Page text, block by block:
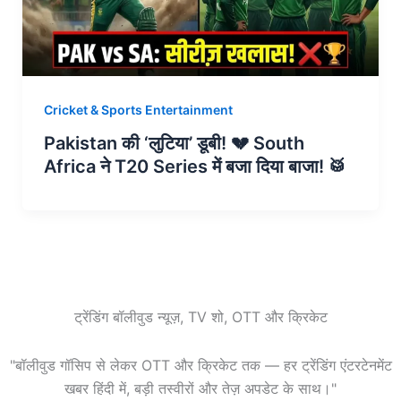
Cricket & Sports Entertainment
Pakistan की ‘लुटिया’ डूबी! 💔 South
Africa ने T20 Series में बजा दिया बाजा! 🥁
ट्रेंडिंग बॉलीवुड न्यूज़, TV शो, OTT और क्रिकेट
"बॉलीवुड गॉसिप से लेकर OTT और क्रिकेट तक — हर ट्रेंडिंग एंटरटेनमेंट
खबर हिंदी में, बड़ी तस्वीरों और तेज़ अपडेट के साथ।"